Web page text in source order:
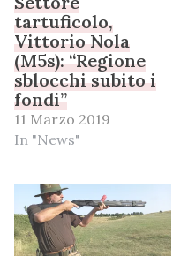
tartuficolo,
Vittorio Nola
(M5s): “Regione
sblocchi subito i
fondi”
11 Marzo 2019
In "News"